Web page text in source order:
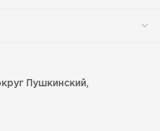
Пушкинский,